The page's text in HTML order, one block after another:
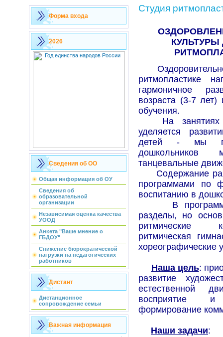
Форма входа
2026
Сведения об ОО
Общая информация об ОУ
Сведения об
образовательной
организации
Независимая оценка качества
УООД
Анкета "Ваше мнение о
ГБДОУ"
Снижение бюрократической
нагрузки на педагогических
работников
Дистант
Дистанционное
сопровождение семьи
Важная информация
Студия
ритмопластике
гармоничное
возраста (3-7 лет)
обучения.
На занятиях в
уделяется
детей - мы
дошкольников
танцевальные
Содержание
программами по
воспитанию в
В программе
разделы, но
ритмические
ритмическая
хореографические
Наша цель:
развитие
естественной
восприятие
формирование
Наши задачи: